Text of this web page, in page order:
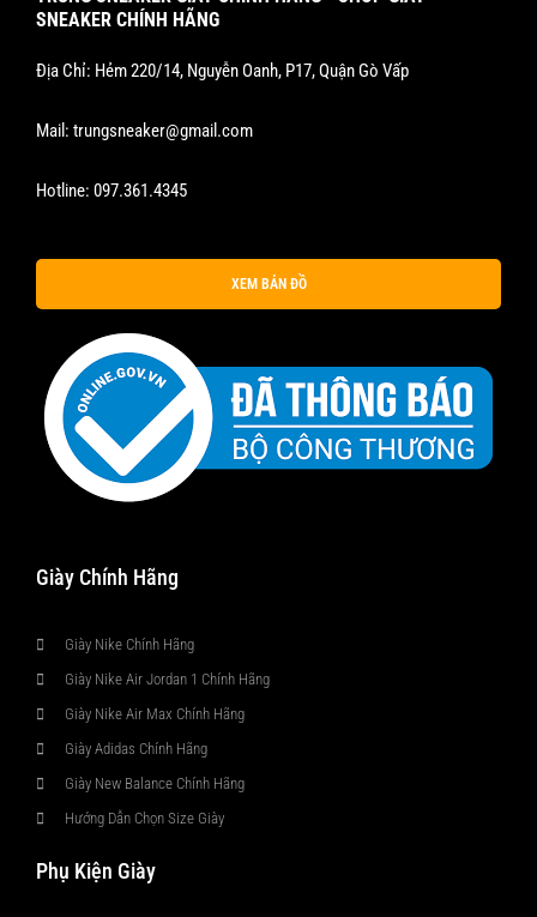
SNEAKER CHÍNH HÃNG
Địa Chỉ: Hẻm 220/14, Nguyễn Oanh, P17, Quận Gò Vấp
Mail: trungsneaker@gmail.com
Hotline: 097.361.4345
XEM BẢN ĐỒ
Giày Chính Hãng
Giày Nike Chính Hãng
Giày Nike Air Jordan 1 Chính Hãng
Giày Nike Air Max Chính Hãng
Giày Adidas Chính Hãng
Giày New Balance Chính Hãng
Hướng Dẫn Chọn Size Giày
Phụ Kiện Giày